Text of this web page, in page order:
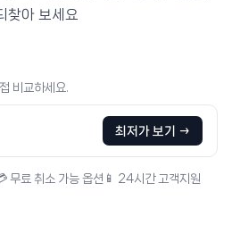
찾아 보세요
비교하세요.
최저가 보기 →
무료 취소 가능 옵션 📱 24시간 고객지원